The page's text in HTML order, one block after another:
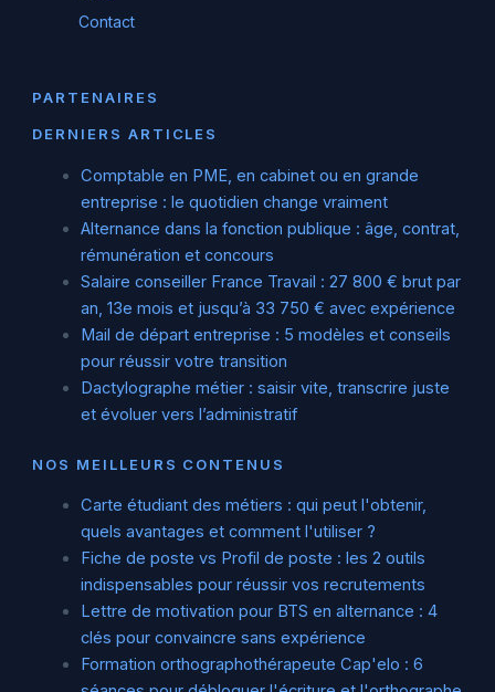
Contact
PARTENAIRES
DERNIERS ARTICLES
Comptable en PME, en cabinet ou en grande
entreprise : le quotidien change vraiment
Alternance dans la fonction publique : âge, contrat,
rémunération et concours
Salaire conseiller France Travail : 27 800 € brut par
an, 13e mois et jusqu’à 33 750 € avec expérience
Mail de départ entreprise : 5 modèles et conseils
pour réussir votre transition
Dactylographe métier : saisir vite, transcrire juste
et évoluer vers l’administratif
NOS MEILLEURS CONTENUS
Carte étudiant des métiers : qui peut l'obtenir,
quels avantages et comment l'utiliser ?
Fiche de poste vs Profil de poste : les 2 outils
indispensables pour réussir vos recrutements
Lettre de motivation pour BTS en alternance : 4
clés pour convaincre sans expérience
Formation orthographothérapeute Cap'elo : 6